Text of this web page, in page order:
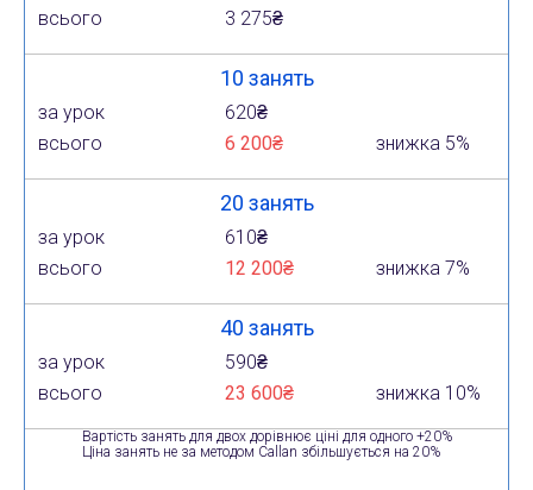
всього
3 275₴
10 занять
за урок
620₴
всього
6 200₴ знижка 5%
20 занять
за урок
610₴
всього
12 200₴ знижка 7%
40 занять
за урок
590₴
всього
23 600₴ знижка 10%
Вартість занять для двох дорівнює ціні для одного +20%
Ціна занять не за методом Callan збільшується на 20%